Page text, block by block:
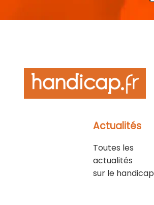
Actualités
Toutes les
actualités
sur le handicap